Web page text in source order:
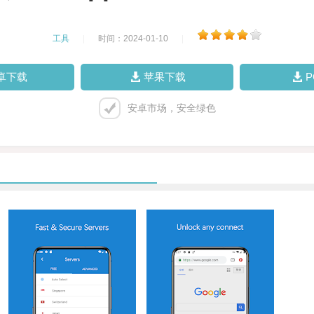
工具 时间：2024-01-10
下载 苹果下载
安卓市场，安全绿色